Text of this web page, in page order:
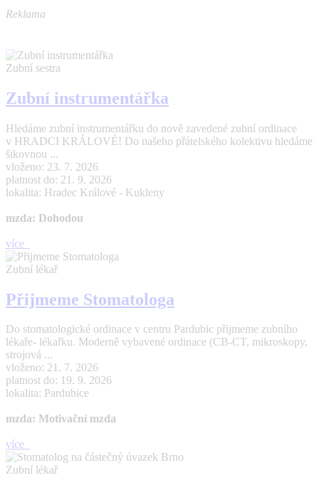
Reklama
Zubní sestra
Zubní instrumentářka
Hledáme zubní instrumentářku do nově zavedené zubní ordinace
v HRADCI KRÁLOVÉ! Do našeho přátelského kolektivu hledáme
šikovnou ...
vloženo: 23. 7. 2026
platnost do: 21. 9. 2026
lokalita: Hradec Králové - Kukleny
mzda: Dohodou
více
Zubní lékař
Přijmeme Stomatologa
Do stomatologické ordinace v centru Pardubic přijmeme zubního
lékaře- lékařku. Moderně vybavené ordinace (CB-CT, mikroskopy,
strojová ...
vloženo: 21. 7. 2026
platnost do: 19. 9. 2026
lokalita: Pardubice
mzda: Motivační mzda
více
Zubní lékař